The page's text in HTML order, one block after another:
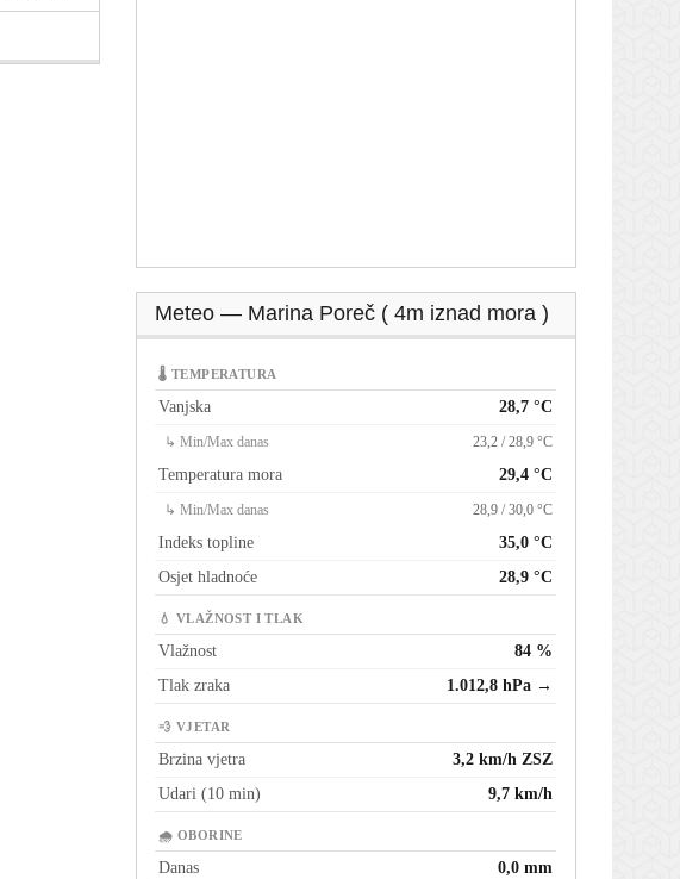
Meteo — Marina Poreč ( 4m iznad mora )
🌡 TEMPERATURA
Vanjska 28,7 °C
↳ Min/Max danas 23,2 / 28,9 °C
Temperatura mora 29,4 °C
↳ Min/Max danas 28,9 / 30,0 °C
Indeks topline
35,0 °C
Osjet hladnoće
28,9 °C
💧 VLAŽNOST I TLAK
Vlažnost
84 %
Tlak zraka
1.012,8 hPa →
💨 VJETAR
Brzina vjetra
3,2 km/h ZSZ
Udari (10 min)
9,7 km/h
🌧 OBORINE
Danas
0,0 mm